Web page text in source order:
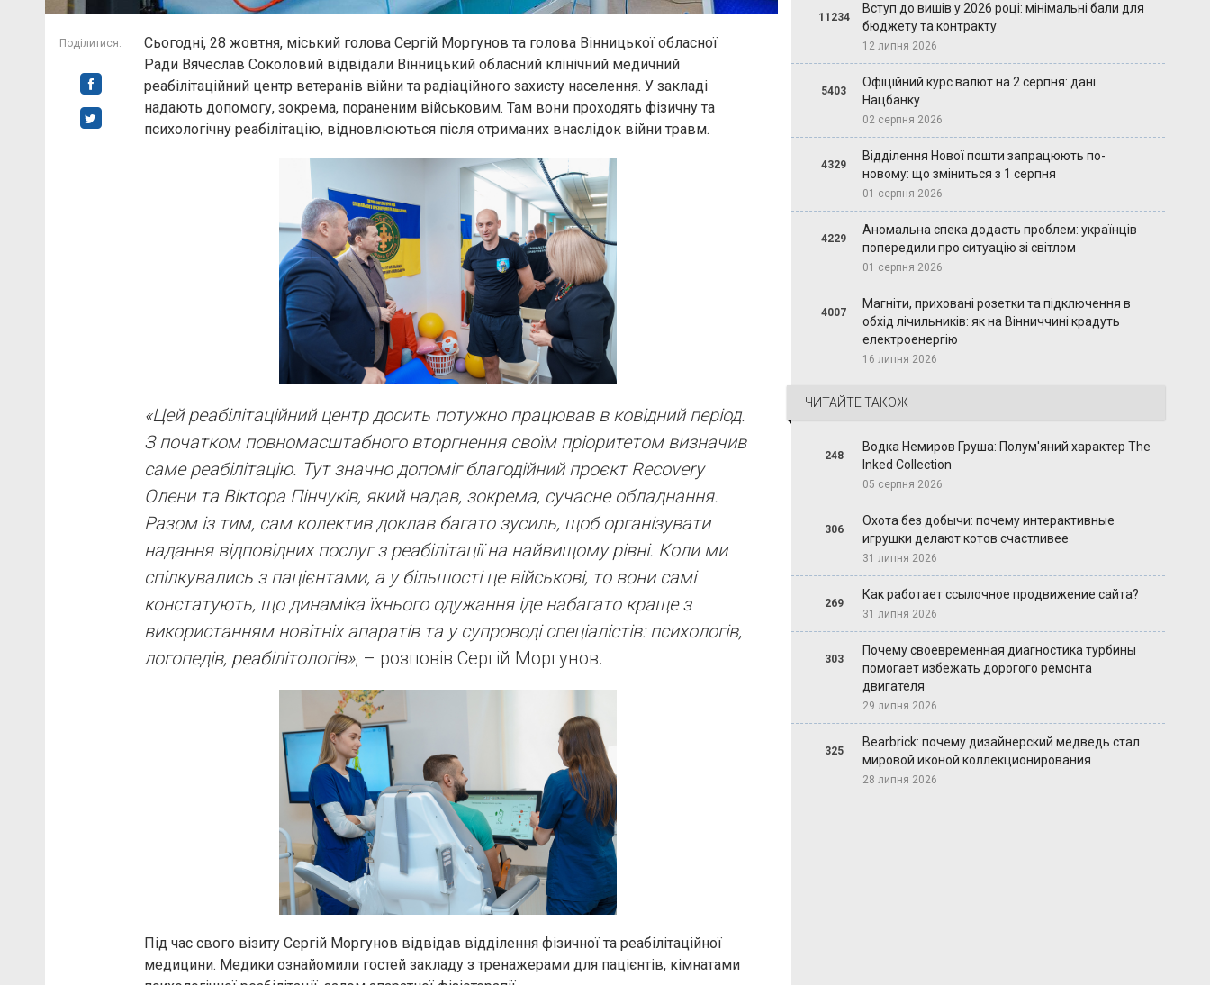
Поділитися:
Сьогодні, 28 жовтня, міський голова Сергій Моргунов та голова Вінницької обласної
Ради Вячеслав Соколовий відвідали Вінницький обласний клінічний медичний
реабілітаційний центр ветеранів війни та радіаційного захисту населення. У закладі
надають допомогу, зокрема, пораненим військовим. Там вони проходять фізичну та
психологічну реабілітацію, відновлюються після отриманих внаслідок війни травм.
«Цей реабілітаційний центр досить потужно працював в ковідний період.
З початком повномасштабного вторгнення своїм пріоритетом визначив
саме реабілітацію. Тут значно допоміг благодійний проєкт Recovery
Олени та Віктора Пінчуків, який надав, зокрема, сучасне обладнання.
Разом із тим, сам колектив доклав багато зусиль, щоб організувати
надання відповідних послуг з реабілітації на найвищому рівні. Коли ми
спілкувались з пацієнтами, а у більшості це військові, то вони самі
констатують, що динаміка їхнього одужання іде набагато краще з
використанням новітніх апаратів та у супроводі спеціалістів: психологів,
логопедів, реабілітологів», – розповів Сергій Моргунов.
Під час свого візиту Сергій Моргунов відвідав відділення фізичної та реабілітаційної
медицини. Медики ознайомили гостей закладу з тренажерами для пацієнтів, кімнатами
11234
Вступ до вишів у 2026 році: мінімальні бали для
бюджету та контракту
12 липня 2026
5403
Офіційний курс валют на 2 серпня: дані
Нацбанку
02 серпня 2026
4329
Відділення Нової пошти запрацюють по-
новому: що зміниться з 1 серпня
01 серпня 2026
4229
Аномальна спека додасть проблем: українців
попередили про ситуацію зі світлом
01 серпня 2026
4007
Магніти, приховані розетки та підключення в
обхід лічильників: як на Вінниччині крадуть
електроенергію
16 липня 2026
ЧИТАЙТЕ ТАКОЖ
248
Водка Немиров Груша: Полум'яний характер The
Inked Collection
05 серпня 2026
306
Охота без добычи: почему интерактивные
игрушки делают котов счастливее
31 липня 2026
269
Как работает ссылочное продвижение сайта?
31 липня 2026
303
Почему своевременная диагностика турбины
помогает избежать дорогого ремонта
двигателя
29 липня 2026
325
Bearbrick: почему дизайнерский медведь стал
мировой иконой коллекционирования
28 липня 2026